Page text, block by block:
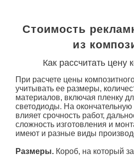
Стоимость
из
Как рассчитать цену
При расчете цены
учитывать ее размеры,
материалов, включая пленку
светодиоды. На окончательную
влияет срочность работ,
сложность изготовления и
имеют и разные виды
Размеры. Короб, на который